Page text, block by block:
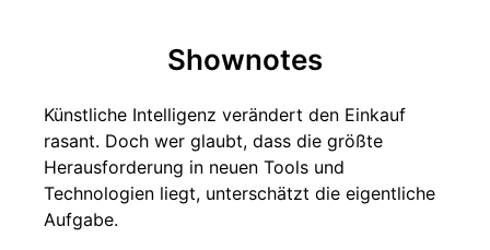
Shownotes
Künstliche Intelligenz verändert den Einkauf
rasant. Doch wer glaubt, dass die größte
Herausforderung in neuen Tools und
Technologien liegt, unterschätzt die eigentliche
Aufgabe.